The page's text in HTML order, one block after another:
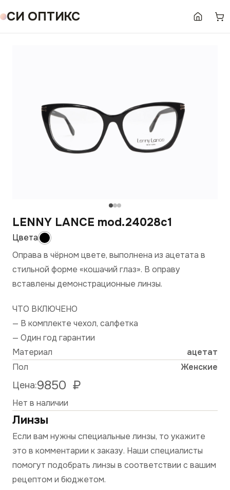
СИ ОПТИКС
LENNY LANCE mod.24028c1
Оправа в чёрном цвете, выполнена из ацетата в
стильной форме «кошачий глаз». В оправу
вставлены демонстрационные линзы.
ЧТО ВКЛЮЧЕНО
— В комплекте чехол, салфетка
— Один год гарантии
Материал
ацетат
Пол
Женские
Цена:9850 ₽
Нет в наличии
Линзы
Если вам нужны специальные линзы, то укажите
это в комментарии к заказу. Наши специалисты
помогут подобрать линзы в соответствии с вашим
рецептом и бюджетом.